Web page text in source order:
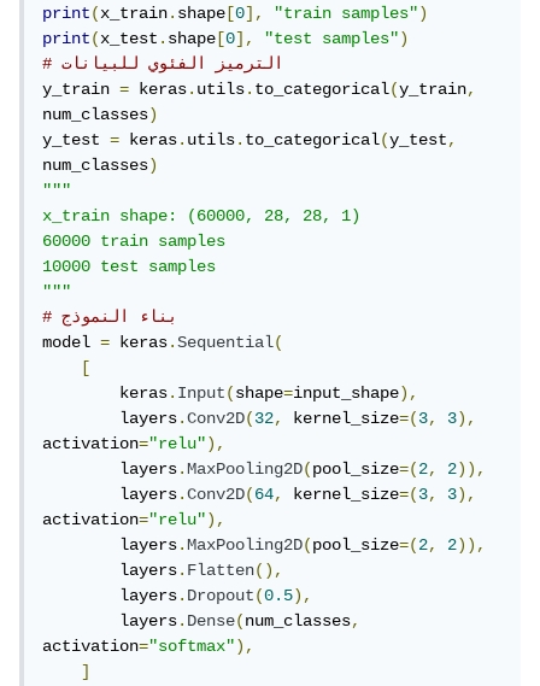
print(x_train.shape [0], "train samples")
print(x_test.shape [0], "test samples")
# الترميز الفئوي للبيانات
y_train = keras.utils.to_categorical(y_train,
num_classes)
y_test = keras.utils.to_categorical(y_test,
num_classes)
"""
x_train shape: (60000, 28, 28, 1)
60000 train samples
10000 test samples
"""
# بناء النموذج
model = keras.Sequential(
[
        keras
.Input(shape=input_shape),
        layers
.Conv2D(32, kernel_size=(3, 3),
activation="relu"),
        layers
.MaxPooling2D(pool_size=(2, 2)),
        layers
.Conv2D(64, kernel_size=(3, 3),
activation="relu"),
        layers
.MaxPooling2D(pool_size=(2, 2)),
        layers
.Flatten(),
        layers
.Dropout(0.5),
        layers
.Dense(num_classes,
activation="softmax"),
]